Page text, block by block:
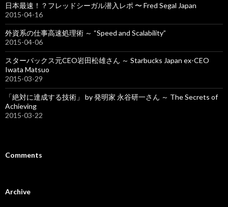
日本最速！？フレッドシーガル潜入レポ 〜 Fred Segal Japan
2015-04-16
外資系の仕事高速処理術 ～ “Speed and Scalability”
2015-04-06
スターバックス元CEO岩田松雄さん ～ Starbucks Japan ex-CEO
Iwata Matsuo
2015-03-29
「絶対に達成する技術」 by 発明家 永谷研一さん ～ The Secrets of
Achieving
2015-03-22
Comments
Archive